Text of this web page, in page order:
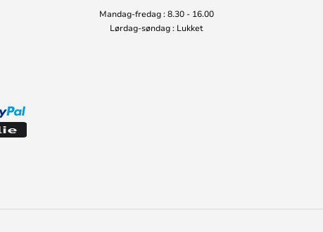
Mandag-fredag : 8.30 - 16.00
Lørdag-søndag : Lukket